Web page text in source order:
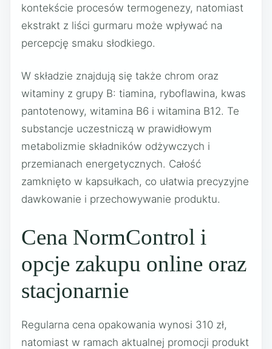
kontekście procesów termogenezy, natomiast
ekstrakt z liści gurmaru może wpływać na
percepcję smaku słodkiego.
W składzie znajdują się także chrom oraz
witaminy z grupy B: tiamina, ryboflawina, kwas
pantotenowy, witamina B6 i witamina B12. Te
substancje uczestniczą w prawidłowym
metabolizmie składników odżywczych i
przemianach energetycznych. Całość
zamknięto w kapsułkach, co ułatwia precyzyjne
dawkowanie i przechowywanie produktu.
Cena NormControl i
opcje zakupu online oraz
stacjonarnie
Regularna cena opakowania wynosi 310 zł,
natomiast w ramach aktualnej promocji produkt